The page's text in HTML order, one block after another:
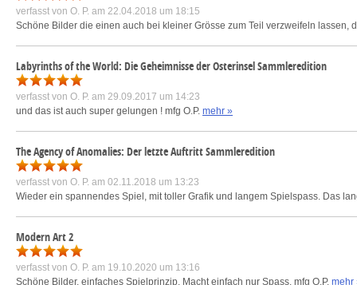
verfasst von O. P. am 22.04.2018 um 18:15
Schöne Bilder die einen auch bei kleiner Grösse zum Teil verzweifeln
Labyrinths of the World: Die Geheimnisse der Osterinsel Sammleredition
verfasst von O. P. am 29.09.2017 um 14:23
und das ist auch super gelungen ! mfg O.P. mehr »
The Agency of Anomalies: Der letzte Auftritt Sammleredition
verfasst von O. P. am 02.11.2018 um 13:23
Wieder ein spannendes Spiel, mit toller Grafik und langem Spielspass. Das
Modern Art 2
verfasst von O. P. am 19.10.2020 um 13:16
Schöne Bilder, einfaches Spielprinzip. Macht einfach nur Spass. mfg O.P. mehr